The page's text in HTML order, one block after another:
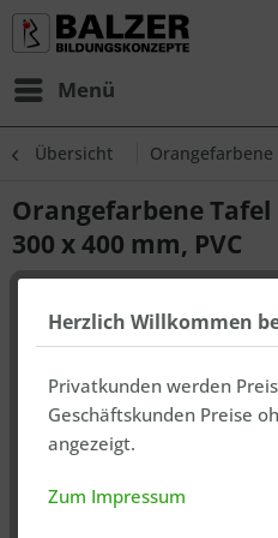
Menü
Übersicht
Orangefarbene
300 x 400 mm, PVC
Herzlich Willkommen
Privatkunden werden
Geschäftskunden Preise
angezeigt.
Zum Impressum